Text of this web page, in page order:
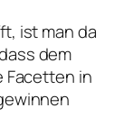
ist man da
dem
Facetten in